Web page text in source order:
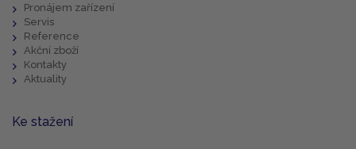
Pronájem zařízení
Servis
Reference
Akční zboží
Kontakty
Aktuality
Ke stažení